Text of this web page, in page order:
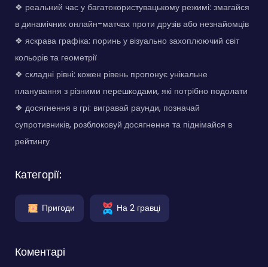
❖ реальний час у багатокористувацькому режимі: змагайся
в динамічних онлайн-матчах проти друзів або незнайомців
❖ яскрава графіка: поринь у візуально захоплюючий світ
кольорів та геометрії
❖ складні рівні: кожен рівень пропонує унікальне
планування з різними перешкодами, які потрібно подолати
❖ досягнення в грі: вигравай раунди, позначай
супротивників, розблоковуй досягнення та піднімайся в
рейтингу
Категорії:
Пригоди На 2 гравці
Коментарі